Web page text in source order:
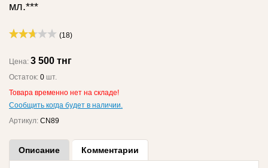
мл.***
(18)
Цена: 3 500 тнг
Остаток: 0 шт.
Товара временно нет на складе!
Сообщить когда будет в наличии.
Артикул: CN89
Описание Комментарии